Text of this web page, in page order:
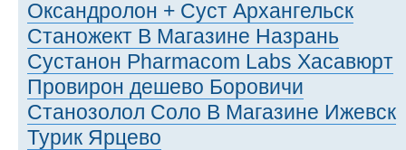
Оксандролон + Суст Архангельск
Станожект В Магазине Назрань
Сустанон Pharmacom Labs Хасавюрт
Провирон дешево Боровичи
Станозолол Соло В Магазине Ижевск
Турик Ярцево